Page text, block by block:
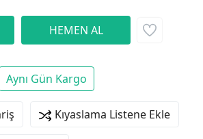
Aynı Gün Kargo
Kıyaslama Listene Ekle